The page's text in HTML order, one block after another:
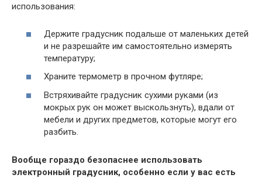
использования:
Держите градусник подальше от маленьких детей
и не разрешайте им самостоятельно измерять
температуру;
Храните термометр в прочном футляре;
Встряхивайте градусник сухими руками (из
мокрых рук он может выскользнуть), вдали от
мебели и других предметов, которые могут его
разбить.
Вообще гораздо безопаснее использовать
электронный градусник, особенно если у вас есть